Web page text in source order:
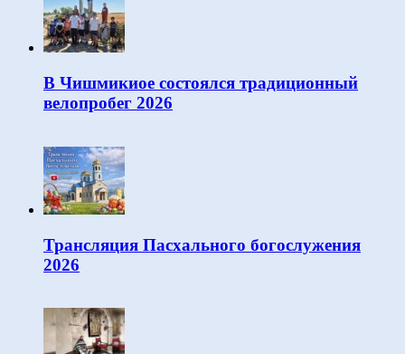
В Чишмикиое состоялся традиционный
велопробег 2026
Трансляция Пасхального богослужения
2026